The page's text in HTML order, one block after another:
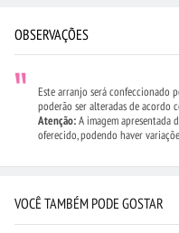
OBSERVAÇÕES
Este arranjo será confeccionado
poderão ser alteradas de acordo
Atenção:A imagem apresentada
oferecido, podendo haver
VOCÊ TAMBÉM PODE GOSTAR